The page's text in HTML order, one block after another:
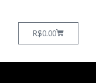
R$0.00Cart